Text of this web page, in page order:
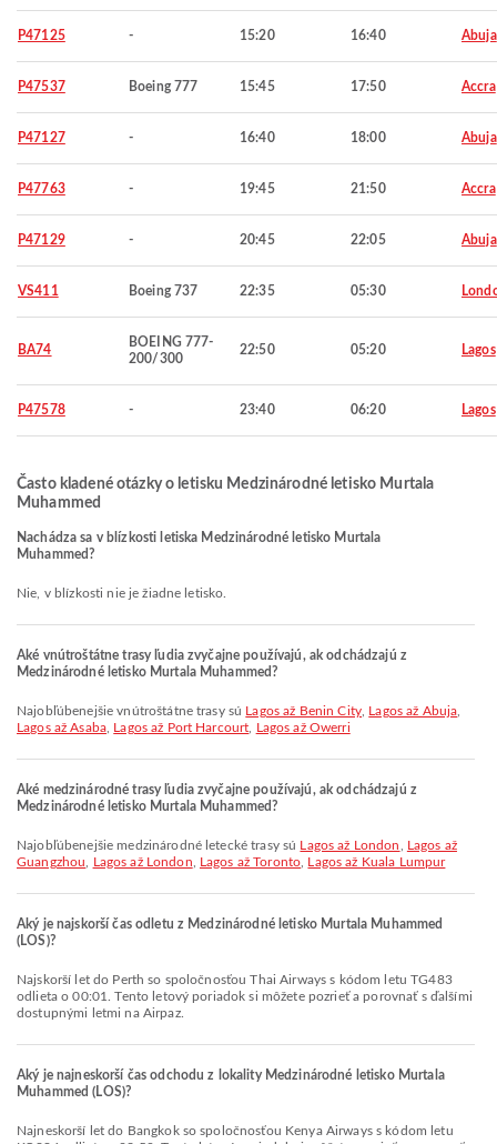
P47125 - 15:20 16:40 Abuja
P47537 Boeing 777 15:45 17:50 Accra
P47127 - 16:40 18:00 Abuja
P47763 - 19:45 21:50 Accra
P47129 - 20:45 22:05 Abuja
VS411 Boeing 737 22:35 05:30
BA74
BOEING 777-
200/300
22:50 05:20 Lagos
P47578 - 23:40 06:20 Lagos
Často kladené otázky o letisku Medzinárodné letisko Murtala
Muhammed
Nachádza sa v blízkosti letiska Medzinárodné letisko Murtala
Muhammed?
Nie, v blízkosti nie je žiadne letisko.
Aké vnútroštátne trasy ľudia zvyčajne používajú, ak odchádzajú z
Medzinárodné letisko Murtala Muhammed?
Najobľúbenejšie vnútroštátne trasy sú Lagos až Benin City Lagos až Abuja
Lagos až Asaba, Lagos až Port Harcourt Lagos až Owerri
Aké medzinárodné trasy ľudia zvyčajne používajú, ak odchádzajú z
Medzinárodné letisko Murtala Muhammed?
Najobľúbenejšie medzinárodné letecké trasy sú Lagos až London
Lagos až
Guangzhou
Lagos až London Lagos až Toronto Lagos až Kuala Lumpur
Aký je najskorší čas odletu z Medzinárodné letisko Murtala Muhammed
(LOS)?
Najskorší let do Perth so spoločnosťou Thai Airways s kódom letu TG483
odlieta o 00:01. Tento letový poriadok si môžete pozrieť a porovnať s ďalšími
dostupnými letmi na Airpaz.
Aký je najneskorší čas odchodu z lokality Medzinárodné letisko Murtala
Muhammed (LOS)?
Najneskorší let do Bangkok so spoločnosťou Kenya Airways s kódom letu